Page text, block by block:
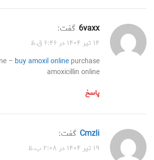
6vaxx گفت:
۱۴ تیر ۱۴۰۴ در ۶:۴۶ ق.ظ
– buy amoxil online purchase
amoxicillin online
پاسخ
cmzli گفت:
۱۹ تیر ۱۴۰۴ در ۲:۰۸ ب.ظ